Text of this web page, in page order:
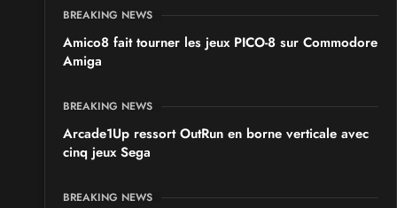
BREAKING NEWS
Amico8 fait tourner les jeux PICO-8 sur Commodore
Amiga
BREAKING NEWS
Arcade1Up ressort OutRun en borne verticale avec
cinq jeux Sega
BREAKING NEWS